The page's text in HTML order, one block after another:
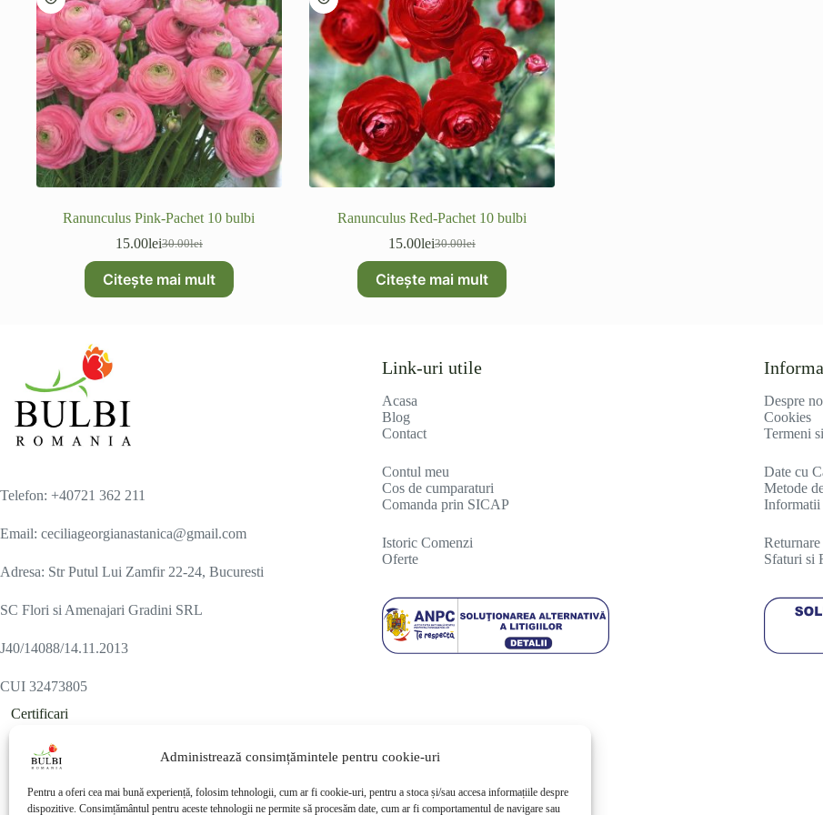
Ranunculus Pink-Pachet 10 bulbi
30.00lei
Prețul
a
fost:
15.00leiPrețul
este:
15.00lei.
Citește mai mult
Ranunculus Red-Pachet 10 bulbi
30.00lei
Prețul
a
fost:
15.00leiPrețul
este:
15.00lei.
Citește mai mult
Telefon: +40721 362 211
Email: ceciliageorgianastanica@gmail.com
Adresa: Str Putul Lui Zamfir 22-24, Bucuresti
SC Flori si Amenajari Gradini SRL
J40/14088/14.11.2013
CUI 32473805
Link-uri utile
Acasa
Blog
Contact
Contul meu
Cos de cumparaturi
Comanda prin SICAP
Istoric Comenzi
Oferte
Despre
Cookies
Termeni
Date cu
Metode
Informatii
R
Sfaturi si
Certificari
Administrează consimțămintele pentru cookie-uri
Pentru a oferi cea mai bună experiență, folosim tehnologii, cum ar fi cookie-uri, pentru a stoca și/sau accesa informațiile despre
dispozitive. Consimțământul pentru aceste tehnologii ne permite să procesăm date, cum ar fi comportamentul de navigare sau